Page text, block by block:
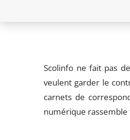
Scolinfo ne fait pas
veulent garder le
carnets de
numérique